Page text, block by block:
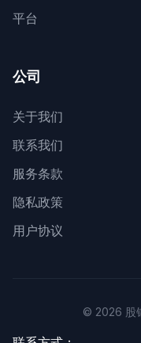
平台
公司
关于我们
联系我们
服务条款
隐私政策
用户协议
© 2026 股